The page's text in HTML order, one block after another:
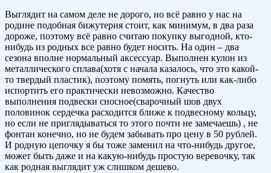
Выглядит на самом деле не дорого, но всё равно у нас на
родине подобная бижутерия стоит, как минимум, в два раза
дороже, поэтому всё равно считаю покупку выгодной, кто-
нибудь из родных все равно будет носить. На один – два
сезона вполне нормальный аксессуар. Выполнен кулон из
металлического сплава(хотя с начала казалось, что это какой-
то твердый пластик), поэтому помять, погнуть или как-либо
испортить его практически невозможно. Качество
выполнения подвески сносное(сварочный шов двух
половинок сердечка расходится ближе к подвесному кольцу,
но если не приглядываться то этого почти не замечаешь) , не
фонтан конечно, но не будем забывать про цену в 50 рублей.
И родную цепочку я бы тоже заменил на что-нибудь другое,
может быть даже и на какую-нибудь простую веревочку, так
как родная выглядит уж слишком дешево.